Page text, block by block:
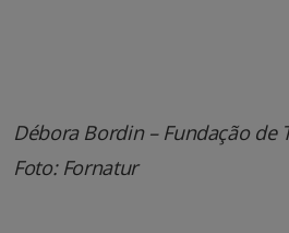
Débora Bordin – Fundação de
Foto: Fornatur